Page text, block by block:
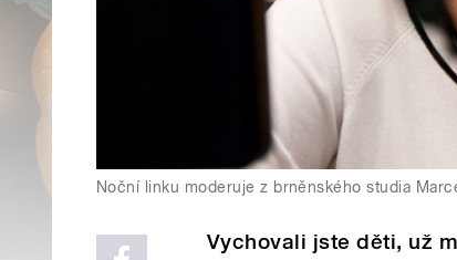
Noční linku moderuje z brněnského studia
Vychovali jste děti, už